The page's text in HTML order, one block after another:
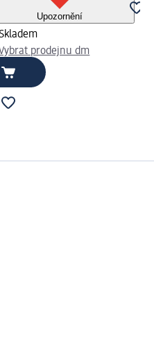
Upozornění
Skladem
prodejnu dm